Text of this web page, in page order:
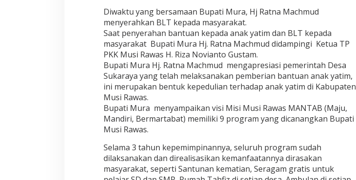
Diwaktu yang bersamaan Bupati Mura, Hj Ratna Machmud
menyerahkan BLT kepada masyarakat.
Saat penyerahan bantuan kepada anak yatim dan BLT kepada
masyarakat Bupati Mura Hj. Ratna Machmud didampingi Ketua TP
PKK Musi Rawas H. Riza Novianto Gustam.
Bupati Mura Hj. Ratna Machmud mengapresiasi pemerintah Desa
Sukaraya yang telah melaksanakan pemberian bantuan anak yatim,
ini merupakan bentuk kepedulian terhadap anak yatim di Kabupaten
Musi Rawas.
Bupati Mura menyampaikan visi Misi Musi Rawas MANTAB (Maju,
Mandiri, Bermartabat) memiliki 9 program yang dicanangkan Bupati
Musi Rawas.
Selama 3 tahun kepemimpinannya, seluruh program sudah
dilaksanakan dan direalisasikan kemanfaatannya dirasakan
masyarakat, seperti Santunan kematian, Seragam gratis untuk